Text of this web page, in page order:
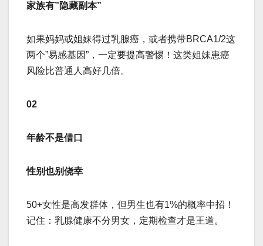
家族有”隐藏副本”
如果妈妈或姐妹得过乳腺癌，或者携带BRCA1/2这
两个”易感基因”，一定要提高警惕！这类姐妹患癌
风险比普通人高好几倍。
02
年龄不是借口
性别也别侥幸
50+女性是高发群体，但男生也有1%的概率中招！
记住：乳腺健康不分男女，定期检查才是王道。